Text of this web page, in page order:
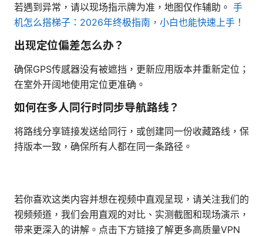
若遇到异常，请以现场指示牌为准，地图仅作辅助。 手
机怎么搭梯子：2026年终极指南，小白也能快速上手！
出现定位偏差怎么办？
确保GPS传感器没有被遮挡，更新应用版本并重新定位；
在室外开阔地使用定位更准确。
如何在多人同行时同步导航路线？
将路线分享链接发送给同行，或创建同一份收藏路线，保
持版本一致，确保所有人都在同一条路径。
若你喜欢这类内容并想在视频中直观呈现，请关注我们的
视频频道，我们会用直观的对比、实测截图和现场演示，
带来更深入的讲解。点击下方链接了解更多高质量VPN